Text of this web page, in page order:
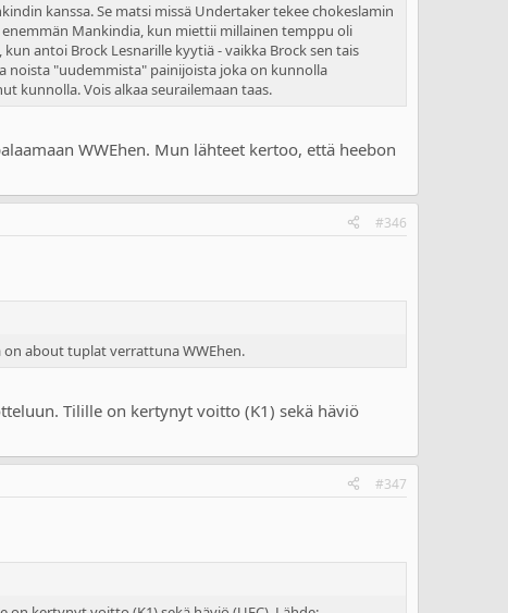
kanssa. Se matsi missä Undertaker tekee chokeslamin
Mankindia, kun miettii millainen temppu oli
antoi Brock Lesnarille kyytiä - vaikka Brock sen tais
noista "uudemmista" painijoista joka on kunnolla
kunnolla. Vois alkaa seurailemaan taas.
WWEhen. Mun lähteet kertoo, että heebon
#346
on about tuplat verrattuna WWEhen.
Tilille on kertynyt voitto (K1) sekä häviö
#347